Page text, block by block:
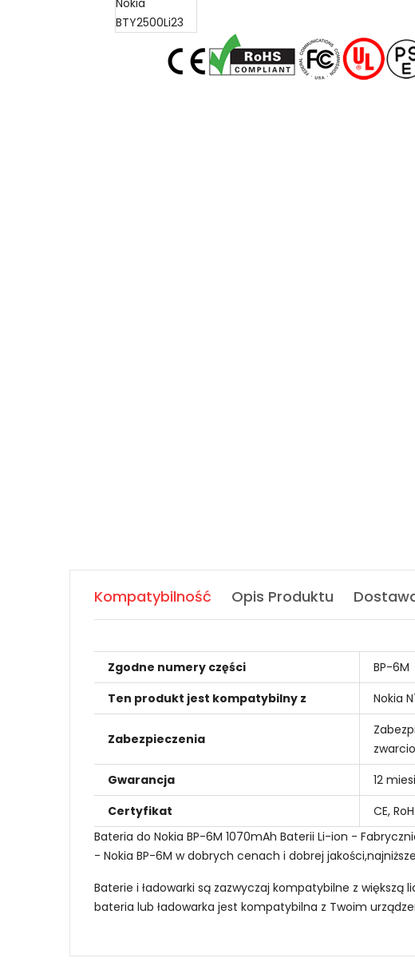
Kompatybilność Opis Produktu
Zgodne numery części
BP-6M
Ten produkt jest kompatybilny z
Nokia
Zabezpieczenia
Gwarancja
12
Certyfikat
CE,
Bateria do Nokia BP-6M 1070mAh Baterii Li-ion -
- Nokia BP-6M w dobrych cenach i dobrej
Baterie i ładowarki są zazwyczaj kompatybilne z większą
bateria lub ładowarka jest kompatybilna z Twoim